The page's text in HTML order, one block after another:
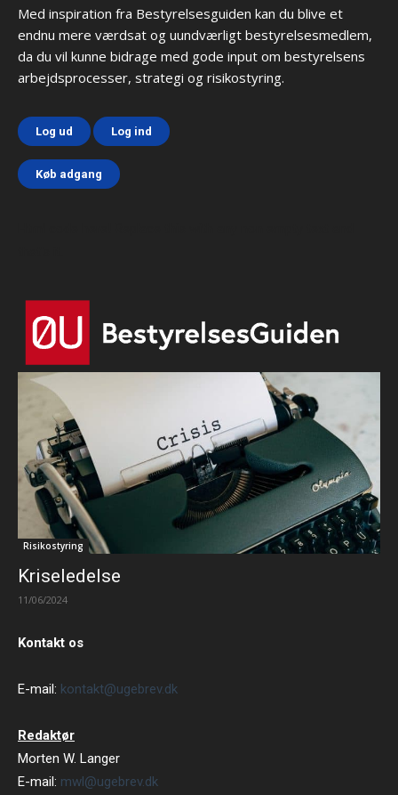
Med inspiration fra Bestyrelsesguiden kan du blive et
endnu mere værdsat og uundværligt bestyrelsesmedlem,
da du vil kunne bidrage med gode input om bestyrelsens
arbejdsprocesser, strategi og risikostyring.
Log ud Log ind
Køb adgang
Risikostyring
Kriseledelse
11/06/2024
Kontakt os
E-mail: kontakt@ugebrev.dk
Redaktør
Morten W. Langer
E-mail: mwl@ugebrev.dk